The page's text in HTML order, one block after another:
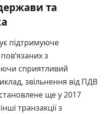
та
підтримуюче
з
сприятливий
звільнення від ПДВ
ще у 2017
транзакції з